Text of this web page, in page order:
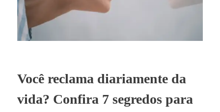
Você reclama diariamente da
vida? Confira 7 segredos para